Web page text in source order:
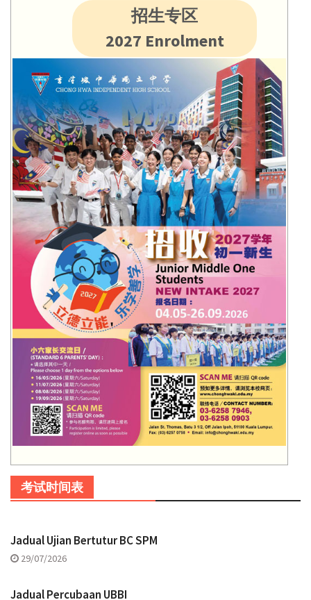
招生专区
2027 Enrolment
考试时间表
Jadual Ujian Bertutur BC SPM
29/07/2026
Jadual Percubaan UBBI